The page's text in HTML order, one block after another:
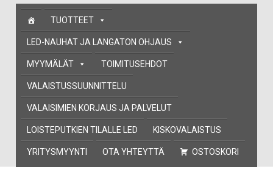
Skip
content
TUOTTEET
LED-NAUHAT JA LANGATON OHJAUS
MYYMÄLÄT TOIMITUSEHDOT
VALAISTUSSUUNNITTELU
VALAISIMIEN KORJAUS JA PALVELUT
LOISTEPUTKIEN TILALLE LED KISKOVALAISTUS
YRITYSMYYNTI OTA YHTEYTTÄ OSTOSKORI